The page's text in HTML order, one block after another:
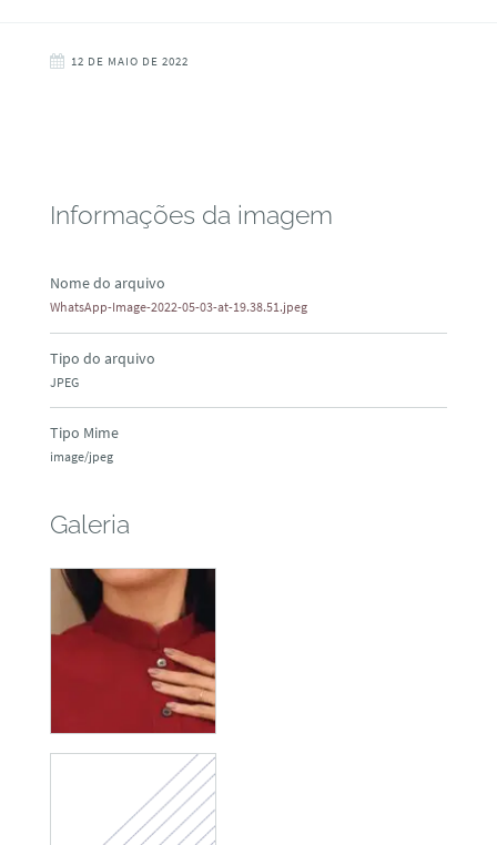
12 DE MAIO DE 2022
Informações da imagem
Nome do arquivo
WhatsApp-Image-2022-05-03-at-19.38.51.jpeg
Tipo do arquivo
JPEG
Tipo Mime
image/jpeg
Galeria